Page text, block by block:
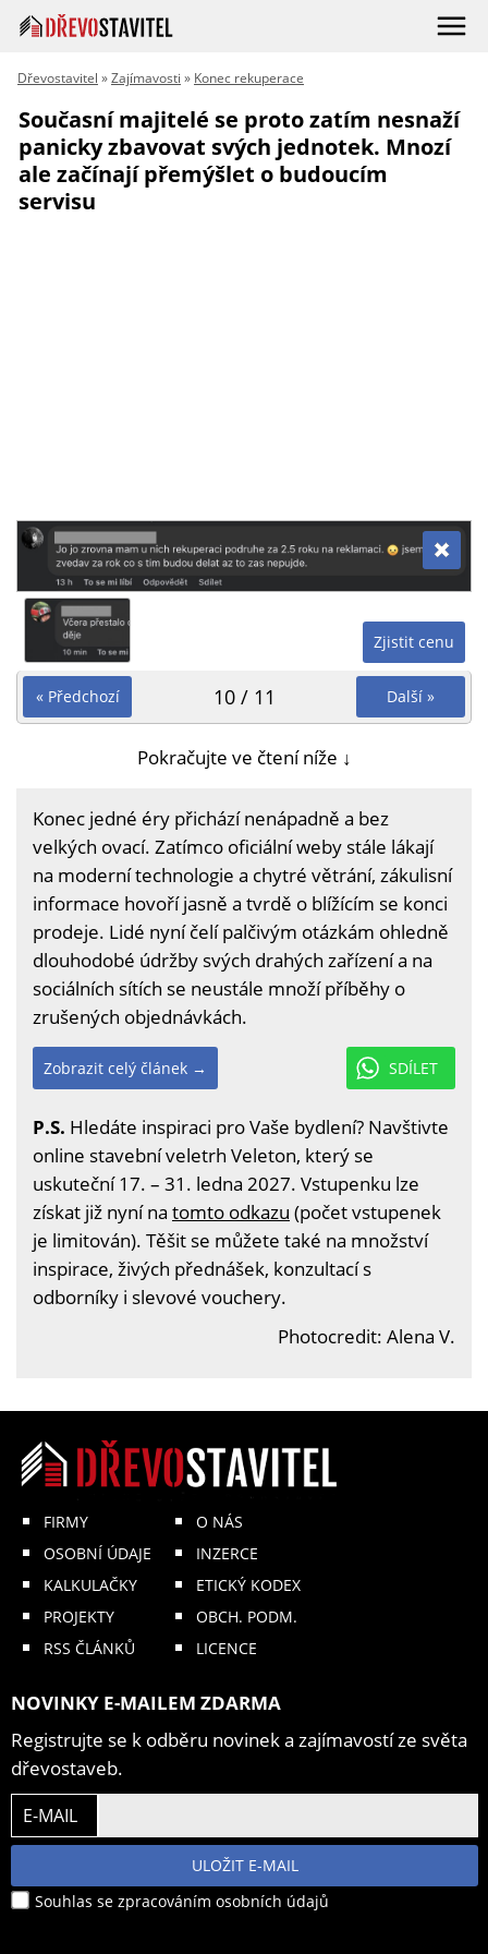
Dřevostavitel »Zajímavosti » Konec rekuperace
Současní majitelé se proto zatím nesnaží
panicky zbavovat svých jednotek. Mnozí
ale začínají přemýšlet o budoucím
servisu
Zjistit cenu
« Předchozí Další »
10 / 11
Pokračujte ve čtení níže ↓
Konec jedné éry přichází nenápadně a bez
velkých ovací. Zatímco oficiální weby stále lákají
na moderní technologie a chytré větrání, zákulisní
informace hovoří jasně a tvrdě o blížícím se konci
prodeje. Lidé nyní čelí palčivým otázkám ohledně
dlouhodobé údržby svých drahých zařízení a na
sociálních sítích se neustále množí příběhy o
zrušených objednávkách.
SDÍLET
Zobrazit celý článek →
P.S. Hledáte inspiraci pro Vaše bydlení? Navštivte
online stavební veletrh Veleton, který se
uskuteční 17. – 31. ledna 2027. Vstupenku lze
získat již nyní na tomto odkazu (počet vstupenek
je limitován). Těšit se můžete také na množství
inspirace, živých přednášek, konzultací s
odborníky i slevové vouchery.
Photocredit: Alena V.
FIRMY
OSOBNÍ ÚDAJE
KALKULAČKY
PROJEKTY
RSS ČLÁNKŮ
O NÁS
INZERCE
ETICKÝ KODEX
OBCH. PODM.
LICENCE
NOVINKY E-MAILEM ZDARMA
Registrujte se k odběru novinek a zajímavostí ze světa
dřevostaveb.
E-MAIL
ULOŽIT E-MAIL
Souhlas se zpracováním osobních údajů